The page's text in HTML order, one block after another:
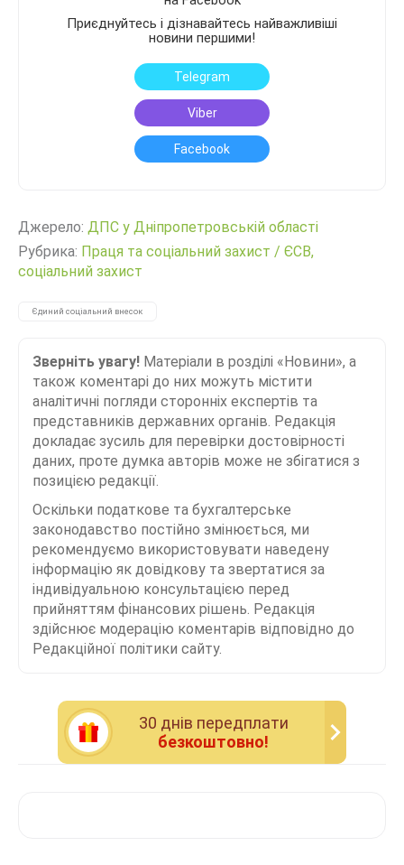
Приєднуйтесь і дізнавайтесь найважливіші
новини першими!
Telegram
Viber
Facebook
Джерело: ДПС у Дніпропетровській області
Рубрика: Праця та соціальний захист / ЄСВ,
соціальний захист
Єдиний соціальний внесок
Зверніть увагу! Матеріали в розділі «Новини», а
також коментарі до них можуть містити
аналітичні погляди сторонніх експертів та
представників державних органів. Редакція
докладає зусиль для перевірки достовірності
даних, проте думка авторів може не збігатися з
позицією редакції.
Оскільки податкове та бухгалтерське
законодавство постійно змінюється, ми
рекомендуємо використовувати наведену
інформацію як довідкову та звертатися за
індивідуальною консультацією перед
прийняттям фінансових рішень. Редакція
здійснює модерацію коментарів відповідно до
Редакційної політики сайту.
30 днiв передплати
безкоштовно!